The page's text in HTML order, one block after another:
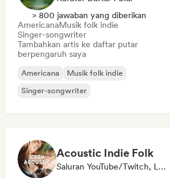
> 800 jawaban yang diberikan
AmericanaMusik folk indie
Singer-songwriter
Tambahkan artis ke daftar putar
berpengaruh saya
Americana
Musik folk indie
Singer-songwriter
Acoustic Indie Folk
Saluran YouTube/Twitch, Label, Kurator Daftar Putar